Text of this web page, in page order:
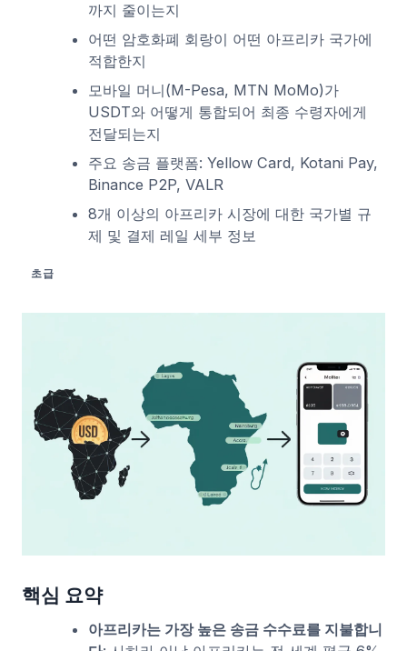
까지 줄이는지
어떤 암호화폐 회랑이 어떤 아프리카 국가에
적합한지
모바일 머니(M-Pesa, MTN MoMo)가
USDT와 어떻게 통합되어 최종 수령자에게
전달되는지
주요 송금 플랫폼: Yellow Card, Kotani Pay,
Binance P2P, VALR
8개 이상의 아프리카 시장에 대한 국가별 규
제 및 결제 레일 세부 정보
초급
핵심 요약
아프리카는 가장 높은 송금 수수료를 지불합니